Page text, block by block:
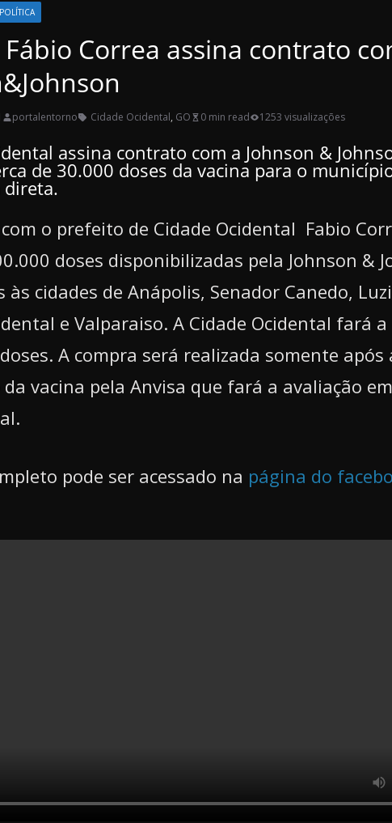
POLÍTICA
Correa assina contrato
portalentorno Cidade Ocidental, GO 0 min read 1253 visualizações
assina contrato com a Johnson &
de 30.000 doses da vacina para o
direta.
o prefeito de Cidade Ocidental Fabio
doses disponibilizadas pela Johnson &
às cidades de Anápolis, Senador Canedo,
e Valparaiso. A Cidade Ocidental fará
A compra será realizada somente após
da vacina pela Anvisa que fará a avaliação
pode ser acessado na página do